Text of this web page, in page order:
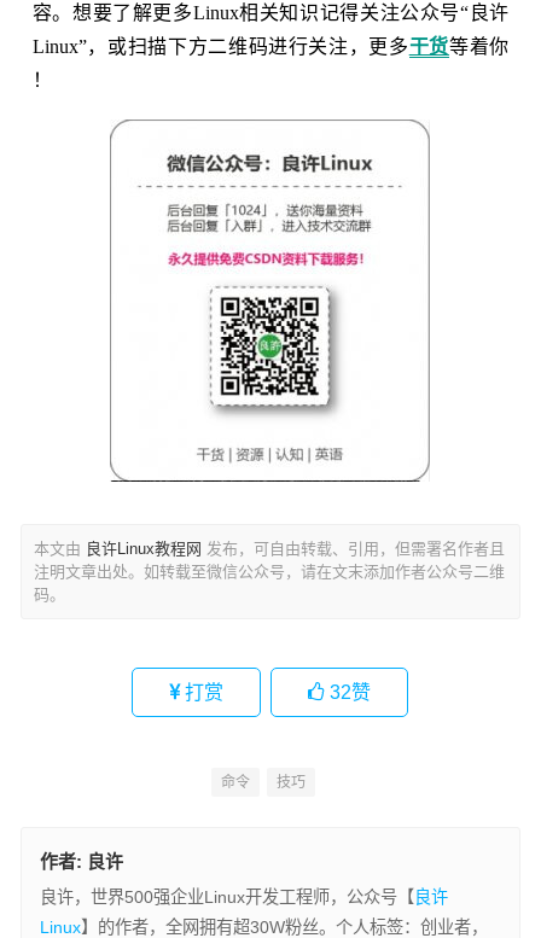
容。想要了解更多Linux相关知识记得关注公众号“良许
Linux”，或扫描下方二维码进行关注，更多干货等着你
！
本文由 良许Linux教程网 发布，可自由转载、引用，但需署名作者且
注明文章出处。如转载至微信公众号，请在文末添加作者公众号二维
码。
打赏 32赞
命令 技巧
作者: 良许
良许，世界500强企业Linux开发工程师，公众号【 良许
Linux】的作者，全网拥有超30W粉丝。个人标签：创业者，